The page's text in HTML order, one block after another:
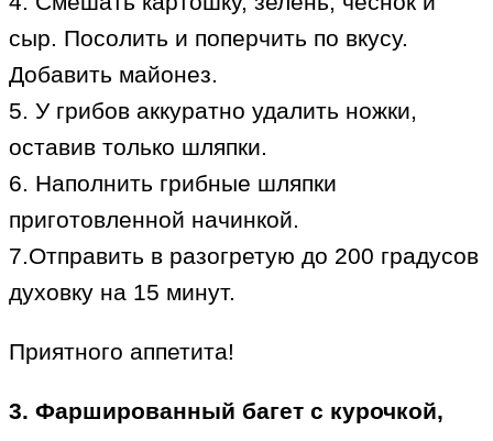
сыр. Посолить и поперчить по вкусу.
Добавить майонез.
5. У грибов аккуратно удалить ножки,
оставив только шляпки.
6. Наполнить грибные шляпки
приготовленной начинкой.
7.Отправить в разогретую до 200 градусов
духовку на 15 минут.
Приятного аппетита!
3. Фаршированный багет с курочкой,